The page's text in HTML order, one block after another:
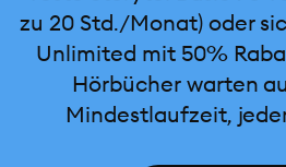
zu 20 Std./Monat) oder
Unlimited mit 50%
Hörbücher warten
Mindestlaufzeit,